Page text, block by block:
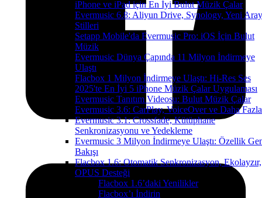
iPhone ve iPad için En İyi Bulut Müzik Çalar
Evermusic 6.8: Aliyun Drive, Synology, Yeni
Stilleri
Setapp Mobile'da Evermusic Pro: iOS İçin Bulut
Müzik
Evermusic Dünya Çapında 11 Milyon İndirmeye
Ulaştı
Flacbox 1 Milyon İndirmeye Ulaştı: Hi-Res Ses
2025'te En İyi 5 iPhone Müzik Çalar Uygulaması
Evermusic Tanıtım Videosu: Bulut Müzik Çalar
Evermusic 3.6: CarPlay, VoiceOver ve Daha
Evermusic 3.1: Crossfade, Kütüphane
Senkronizasyonu ve Yedekleme
Evermusic 3 Milyon İndirmeye Ulaştı: Özellik
Bakışı
Flacbox 1.6: Otomatik Senkronizasyon, Ekolayzır,
OPUS Desteği
Flacbox 1.6’daki Yenilikler
Flacbox’ı İndirin